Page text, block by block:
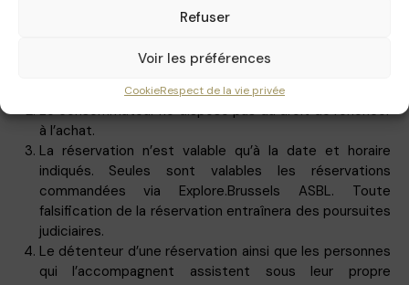
Refuser
Voir les préférences
CookieRespect de la vie privée
Clauses applicables aux clients visiteurs
Le client s’engage à respecter le règlement du lieu
visité, toute dégradation pourra entraîner une
demande de dédommagement.
Le consommateur ne dispose pas du droit de renoncer
à l’achat.
La réservation n’est valable qu’à la date et horaire
indiqués. Seules sont valables les réservations
commandées via Explore.Brussels ASBL. Toute
falsification de la réservation entraînera des poursuites
judiciaires.
Le détenteur d’une réservation ainsi que les personnes
qui l’accompagnent assistent sous leur propre